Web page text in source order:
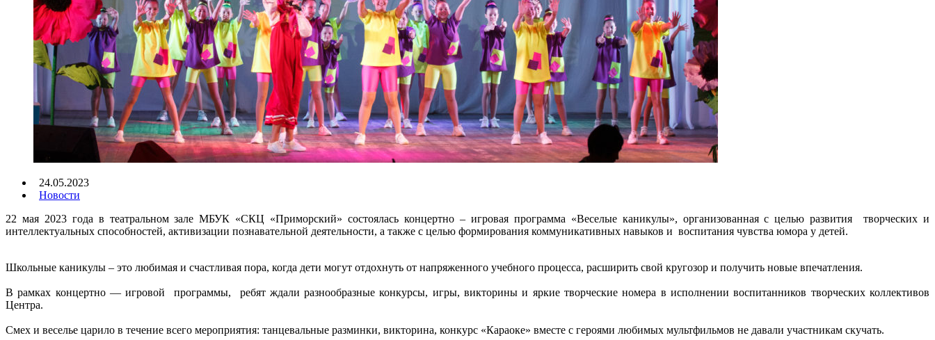
24.05.2023
Новости
22 мая 2023 года в театральном зале МБУК «СКЦ «Приморский» состоялась концертно – игровая программа «Веселые каникулы», организованная с целью развития творческих и
интеллектуальных способностей, активизации познавательной деятельности, а также с целью формирования коммуникативных навыков и воспитания чувства юмора у детей.
Школьные каникулы – это любимая и счастливая пора, когда дети могут отдохнуть от напряженного учебного процесса, расширить свой кругозор и получить новые впечатления.
В рамках концертно — игровой программы, ребят ждали разнообразные конкурсы, игры, викторины и яркие творческие номера в исполнении воспитанников творческих коллективов
Центра.
Смех и веселье царило в течение всего мероприятия: танцевальные разминки, викторина, конкурс «Караоке» вместе с героями любимых мультфильмов не давали участникам скучать.